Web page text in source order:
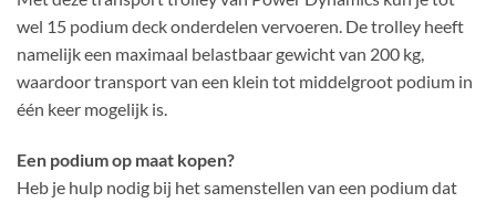
wel 15 podium deck onderdelen vervoeren. De trolley heeft
namelijk een maximaal belastbaar gewicht van 200 kg,
waardoor transport van een klein tot middelgroot podium in
één keer mogelijk is.
Een podium op maat kopen?
Heb je hulp nodig bij het samenstellen van een podium dat